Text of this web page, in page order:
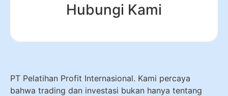
Hubungi Kami
PT Pelatihan Profit Internasional. Kami percaya
bahwa trading dan investasi bukan hanya tentang